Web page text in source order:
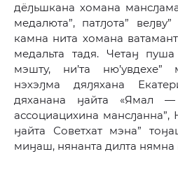
дёԓьшкана хомана
медалюта”, патԓота”
камна нита хомана
медальта тадя. Четаӈ
мэшту, ни’та ню’увдехе”
нэхэԓма дяԓяхана
дяханана ӈайта «Ямал
ассоциацихина мансԓанна”,
ӈайта Советхат мэна”
миӈаш, нянанта дилта нямна